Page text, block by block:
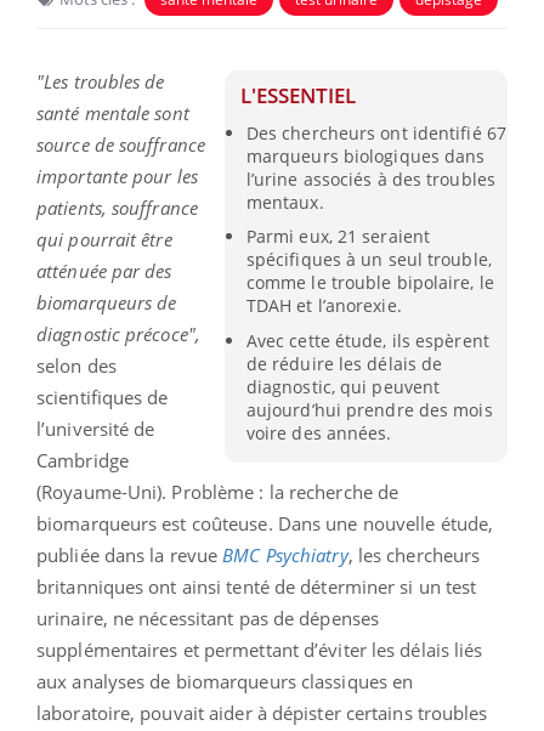
L'ESSENTIEL
Des chercheurs ont identifié 67
marqueurs biologiques dans
l’urine associés à des troubles
mentaux.
Parmi eux, 21 seraient
spécifiques à un seul trouble,
comme le trouble bipolaire, le
TDAH et l’anorexie.
Avec cette étude, ils espèrent
de réduire les délais de
diagnostic, qui peuvent
aujourd’hui prendre des mois
voire des années.
"Les troubles de
santé mentale sont
source de souffrance
importante pour les
patients, souffrance
qui pourrait être
atténuée par des
biomarqueurs de
diagnostic précoce",
selon des
scientifiques de
l’université de
Cambridge
(Royaume-Uni). Problème : la recherche de
biomarqueurs est coûteuse. Dans une nouvelle étude,
publiée dans la revueBMC Psychiatry, les chercheurs
britanniques ont ainsi tenté de déterminer si un test
urinaire, ne nécessitant pas de dépenses
supplémentaires et permettant d’éviter les délais liés
aux analyses de biomarqueurs classiques en
laboratoire, pouvait aider à dépister certains troubles